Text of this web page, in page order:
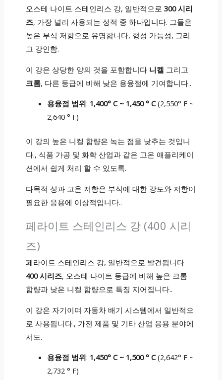
오스테 나이트 스테인리스 강, 일반적으로 300 시리
즈, 가장 널리 사용되는 성적 중 하나입니다. 그들은
높은 부식 저항으로 유명합니다, 형성 가능성, 그리
고 강인함.
이 강은 상당한 양의 것을 포함합니다 니켈 그리고
크롬, 다른 등급에 비해 낮은 용융점에 기여합니다..
용융점 범위: 1,400° C ~ 1,450 ° C(2,550° F ~
2,640 ° F)
이 강의 높은 니켈 함량은 녹는 점을 낮추는 것입니
다., 식품 가공 및 화학 산업과 같은 고온 애플리케이
션에서 쉽게 처리 할 수 ​​있도록.
다목적 성과 고온 저항은 부식에 대한 강도와 저항이
필요한 응용에 이상적입니다..
페라이트 스테인리스 강 (400 시리
즈)
페라이트 스테인리스 강, 일반적으로 발견됩니다
400 시리즈, 오스테 나이트 등급에 비해 높은 크롬
함량과 낮은 니켈 함량으로 특징 지어집니다..
이 강은 자기이며 자동차 배기 시스템에서 일반적으
로 사용됩니다., 가전 ​​제품 및 기타 산업 응용 분야에
서도.
용융점 범위: 1,450° C ~ 1,500 ° C(2,642° F ~
2,732 ° F)